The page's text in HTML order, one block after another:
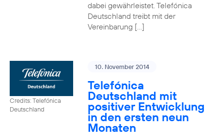
dabei gewährleistet. Telefónica
Deutschland treibt mit der
Vereinbarung […]
Credits: Telefónica
Deutschland
10. November 2014
Telefónica
Deutschland mit
positiver Entwicklung
in den ersten neun
Monaten